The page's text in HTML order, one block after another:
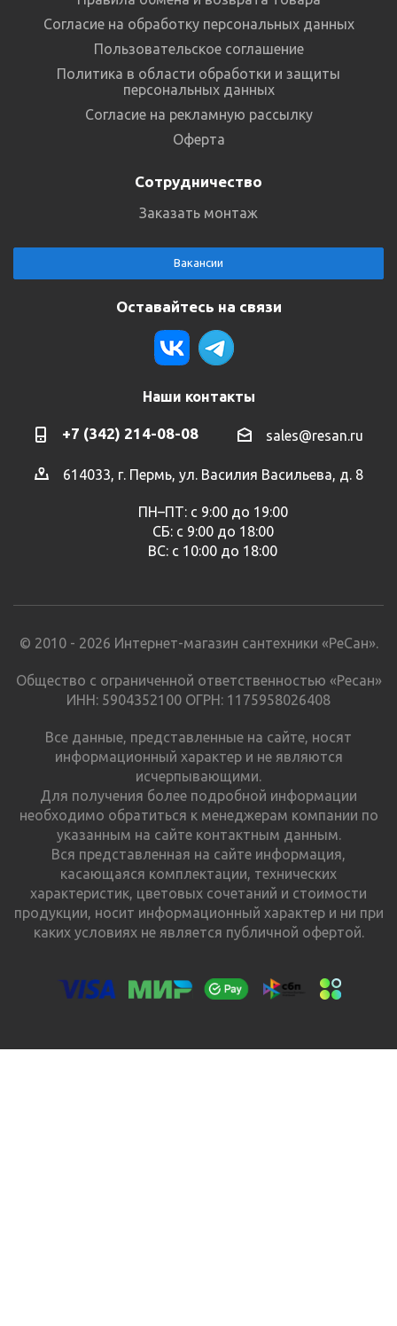
Согласие на обработку персональных данных
Пользовательское соглашение
Политика в области обработки и защиты
персональных данных
Согласие на рекламную рассылку
Оферта
Сотрудничество
Заказать монтаж
Вакансии
Оставайтесь на связи
Наши контакты
+7 (342) 214-08-08 sales@resan.ru
614033, г. Пермь, ул. Василия Васильева, д. 8
ПН–ПТ: с 9:00 до 19:00
СБ: с 9:00 до 18:00
ВС: с 10:00 до 18:00
© 2010 - 2026 Интернет-магазин сантехники «РеСан».
Общество с ограниченной ответственностью «Ресан»
ИНН: 5904352100 ОГРН: 1175958026408
Все данные, представленные на сайте, носят
информационный характер и не являются
исчерпывающими.
Для получения более подробной информации
необходимо обратиться к менеджерам компании по
указанным на сайте контактным данным.
Вся представленная на сайте информация,
касающаяся комплектации, технических
характеристик, цветовых сочетаний и стоимости
продукции, носит информационный характер и ни при
каких условиях не является публичной офертой.